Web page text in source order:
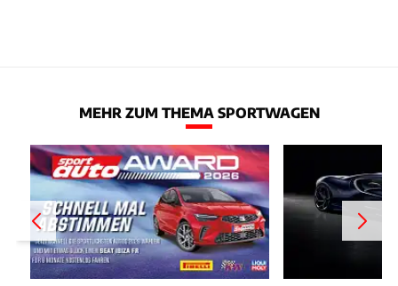
MEHR ZUM THEMA SPORTWAGEN